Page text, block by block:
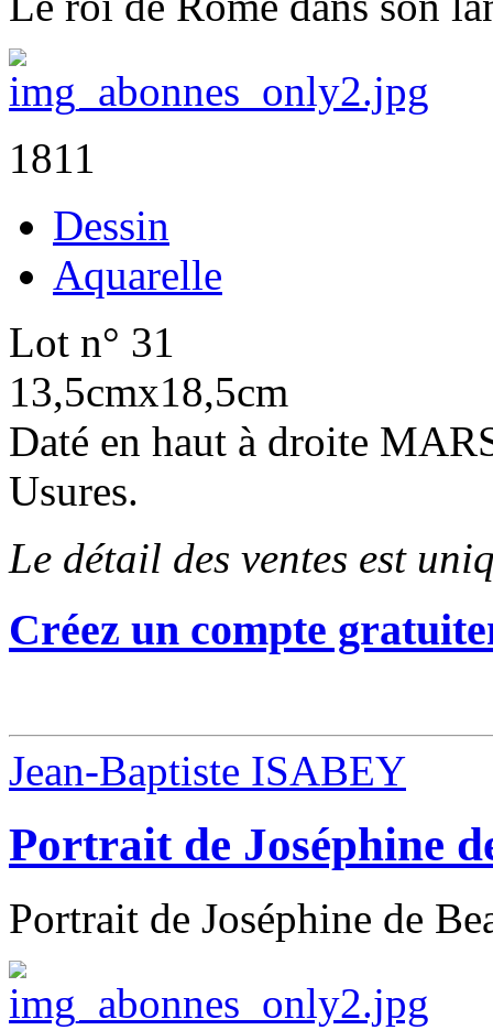
1811
Dessin
Aquarelle
Lot n° 31
13,5cmx18,5cm
Daté en haut à droite
Usures.
Le détail des ventes est
Créez un compte
Jean-Baptiste ISABEY
Portrait de Joséphine
Portrait de Joséphine de